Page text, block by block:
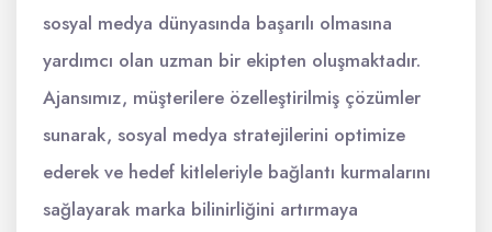
sosyal medya dünyasında başarılı olmasına
yardımcı olan uzman bir ekipten oluşmaktadır.
Ajansımız, müşterilere özelleştirilmiş çözümler
sunarak, sosyal medya stratejilerini optimize
ederek ve hedef kitleleriyle bağlantı kurmalarını
sağlayarak marka bilinirliğini artırmaya